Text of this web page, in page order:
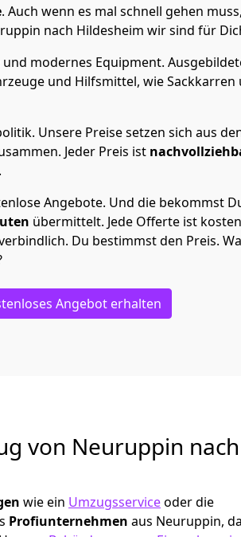
. Auch wenn es mal schnell gehen
nach Hildesheim wir sind für
modernes Equipment.
und Hilfsmittel, wie Sackkarren
Unsere Preise setzen sich aus
Jeder Preis ist
Angebote. Und die bekommst
übermittelt. Jede Offerte ist
Du bestimmst den Preis.
Angebot erhalten
von Neuruppin nach
wie ein Umzugsserviceoder die
Profiunternehmen aus Neuruppin,